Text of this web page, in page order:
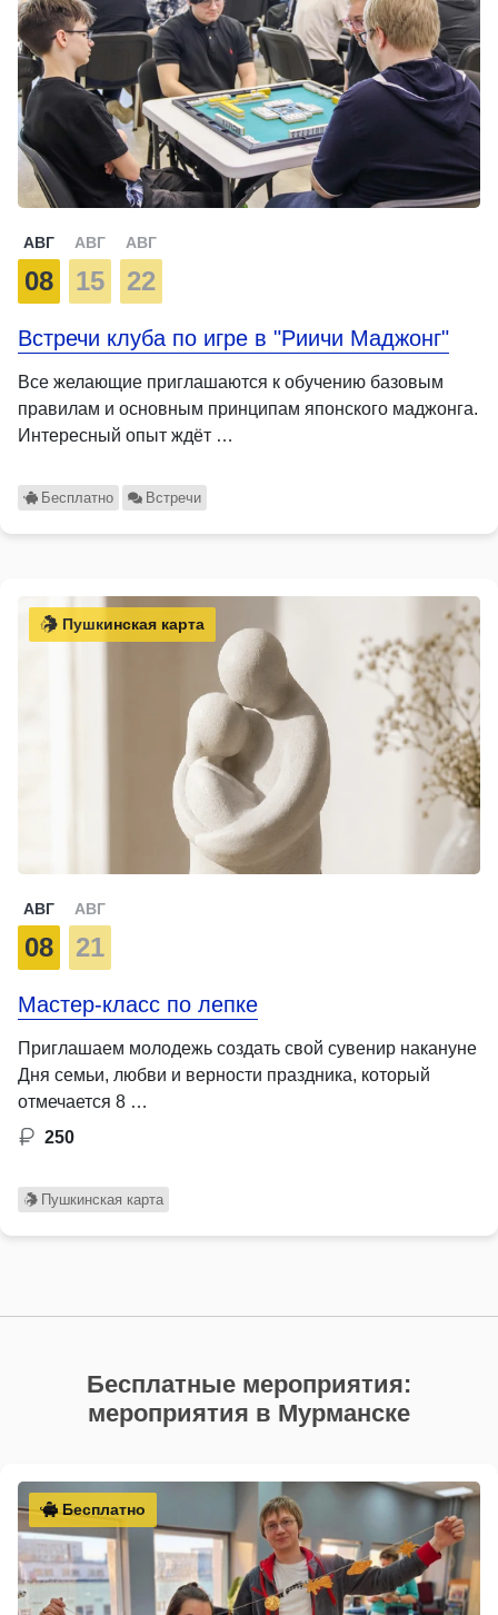
АВГ
08
АВГ
15
АВГ
22
Встречи клуба по игре в "Риичи Маджонг"
Все желающие приглашаются к обучению базовым
правилам и основным принципам японского маджонга.
Интересный опыт ждёт …
Бесплатно Встречи
Пушкинская карта
АВГ
08
АВГ
21
Мастер-класс по лепке
Приглашаем молодежь создать свой сувенир накануне
Дня семьи, любви и верности праздника, который
отмечается 8 …
250
Пушкинская карта
Бесплатные мероприятия:
мероприятия в Мурманске
Бесплатно